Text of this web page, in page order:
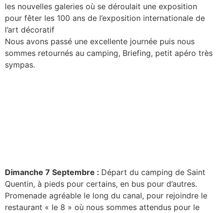
les nouvelles galeries où se déroulait une exposition
pour fêter les 100 ans de l’exposition internationale de
l’art décoratif
Nous avons passé une excellente journée puis nous
sommes retournés au camping, Briefing, petit apéro très
sympas.
Dimanche 7 Septembre : Départ du camping de Saint
Quentin, à pieds pour certains, en bus pour d’autres.
Promenade agréable le long du canal, pour rejoindre le
restaurant « le 8 » où nous sommes attendus pour le